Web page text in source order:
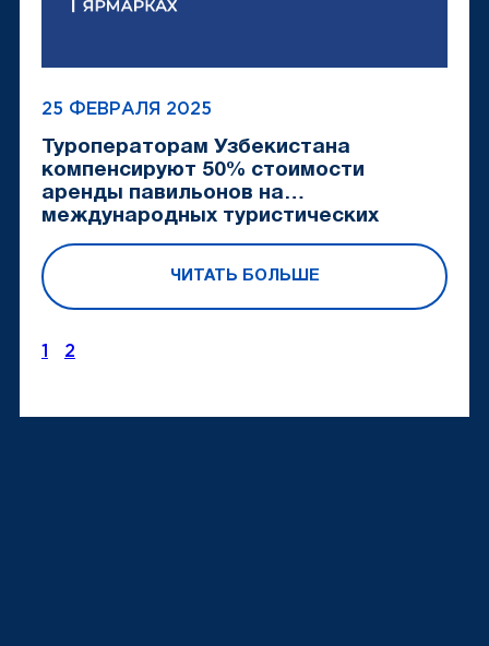
25 ФЕВРАЛЯ 2025
Туроператорам Узбекистана
компенсируют 50% стоимости
аренды павильонов на
международных туристических
ярмарках
ЧИТАТЬ БОЛЬШЕ
1 2